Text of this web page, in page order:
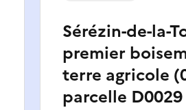
Sérézin-de-la-
premier
terre agricole
parcelle D0029